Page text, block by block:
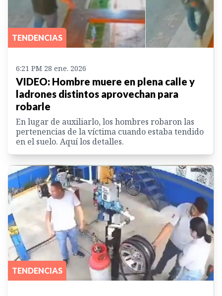
TENDENCIAS
6:21 PM 28 ene. 2026
VIDEO: Hombre muere en plena calle y
ladrones distintos aprovechan para
robarle
En lugar de auxiliarlo, los hombres robaron las
pertenencias de la víctima cuando estaba tendido
en el suelo. Aquí los detalles.
TENDENCIAS